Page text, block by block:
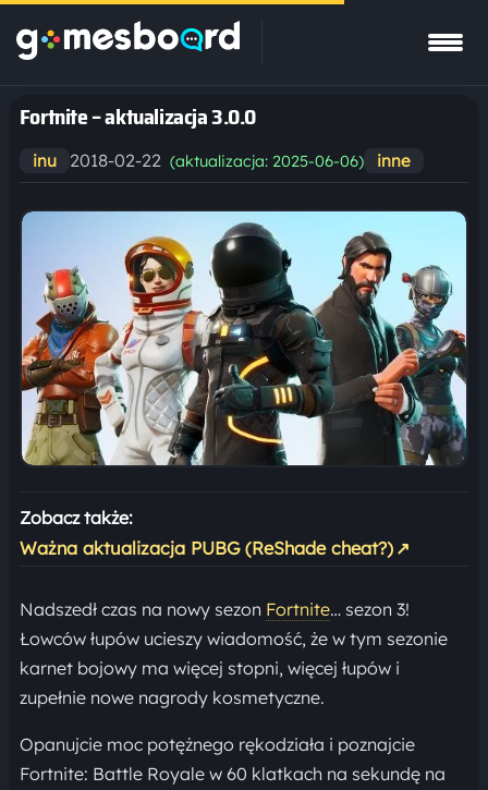
Fortnite – aktualizacja 3.0.0
inu 2018-02-22 (aktualizacja: 2025-06-06) inne
Zobacz także:
Ważna aktualizacja PUBG (ReShade cheat?) ↗
Nadszedł czas na nowy sezon Fortnite… sezon 3!
Łowców łupów ucieszy wiadomość, że w tym sezonie
karnet bojowy ma więcej stopni, więcej łupów i
zupełnie nowe nagrody kosmetyczne.
Opanujcie moc potężnego rękodziała i poznajcie
Fortnite: Battle Royale w 60 klatkach na sekundę na